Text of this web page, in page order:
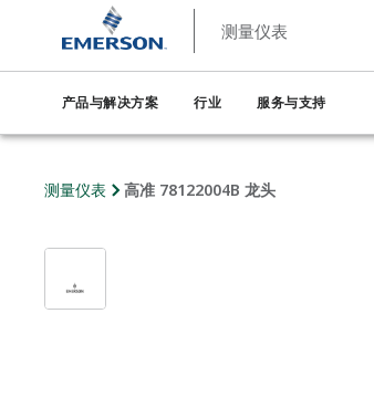
测量仪表
产品与解决方案 行业 服务与支持
测量仪表 高准 78122004B 龙头